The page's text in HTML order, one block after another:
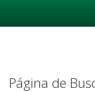
Página de